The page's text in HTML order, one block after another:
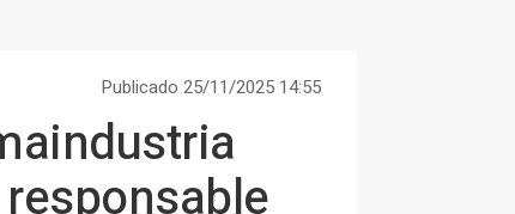
Publicado 25/11/2025 14:55